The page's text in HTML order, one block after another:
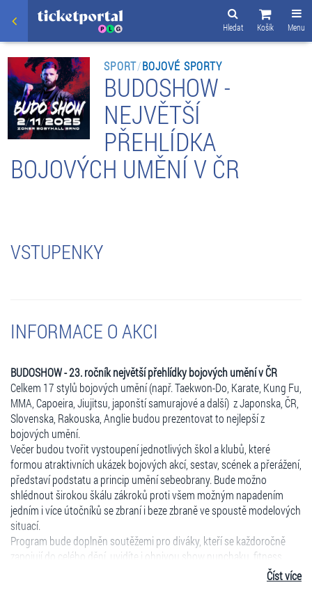
Menu
Košík
Hledat
SPORT/BOJOVÉ SPORTY
BUDOSHOW -
NEJVĚTŠÍ
PŘEHLÍDKA
BOJOVÝCH UMĚNÍ V ČR
VSTUPENKY
INFORMACE O AKCI
BUDOSHOW - 23. ročník největší přehlídky bojových umění v ČR
Celkem 17 stylů bojových umění (např. Taekwon-Do, Karate, Kung Fu,
MMA, Capoeira, Jiujitsu, japonští samurajové a další) z Japonska, ČR,
Slovenska, Rakouska, Anglie budou prezentovat to nejlepší z
bojových umění.
Večer budou tvořit vystoupení jednotlivých škol a klubů, které
formou atraktivních ukázek bojových akcí, sestav, scének a přerážení,
představí podstatu a princip umění sebeobrany. Bude možno
shlédnout širokou škálu zákroků proti všem možným napadením
jedním i více útočníků se zbraní i beze zbraně ve spoustě modelových
situací.
Program bude doplněn soutěžemi pro diváky, kteří se každoročně
zapojují do celého dění, uvidíte i ohnivou show nunchaku, fitness
Číst více